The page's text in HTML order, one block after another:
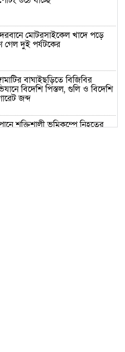
মোটরসাইকেল খাদে পড়ে
গেল দুই পর্যটকের
বাঘাইছড়িতে বিজিবির
বিদেশি পিস্তল, গুলি ও বিদেশি
জব্দ
শক্তিশালী ভূমিকম্পে নিহতের
তারেক রহমানের,গ্যাস সঙ্কট